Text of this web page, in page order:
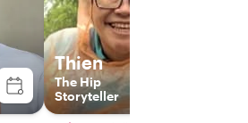
Thien
The Hip
Storyteller